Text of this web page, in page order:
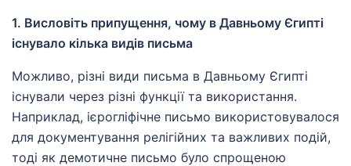
1. Висловіть припущення, чому в Давньому Єгипті
існувало кілька видів письма
Можливо, різні види письма в Давньому Єгипті
існували через різні функції та використання.
Наприклад, ієрогліфічне письмо використовувалося
для документування релігійних та важливих подій,
тоді як демотичне письмо було спрощеною